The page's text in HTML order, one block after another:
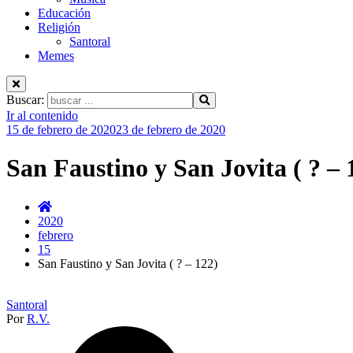
Educación
Religión
Santoral
Memes
Buscar:
Ir al contenido
15 de febrero de 202023 de febrero de 2020
San Faustino y San Jovita ( ? –
2020
febrero
15
San Faustino y San Jovita ( ? – 122)
Santoral
PorR.V.